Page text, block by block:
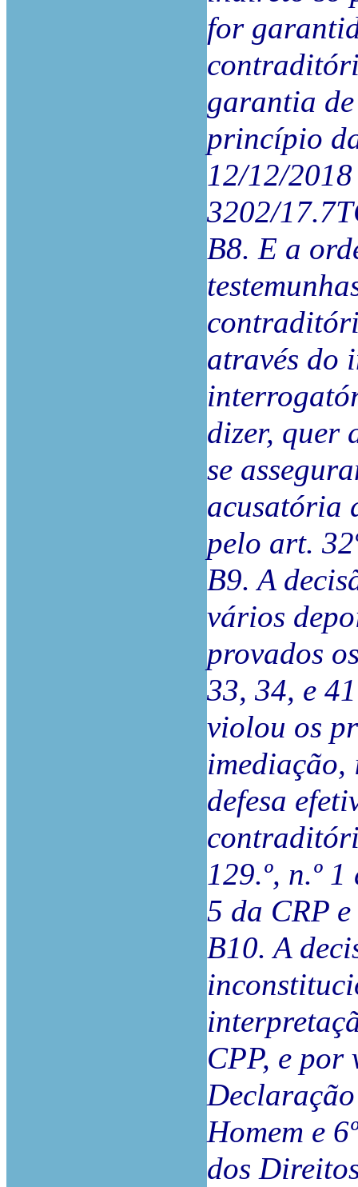
for
garantia
princípio
12/12/2018
3202/
B8. E a
através do
dizer, quer
se
acusatória
pelo art.
B9. A
vários
provados
33, 34, e
violou os
defesa
129.º, n.º
5 da CRP
B10. A
CPP, e por
Homem e
dos